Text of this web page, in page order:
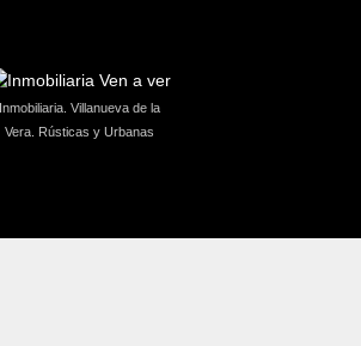
Inmobiliaria. Villanueva de la
Vera. Rústicas y Urbanas